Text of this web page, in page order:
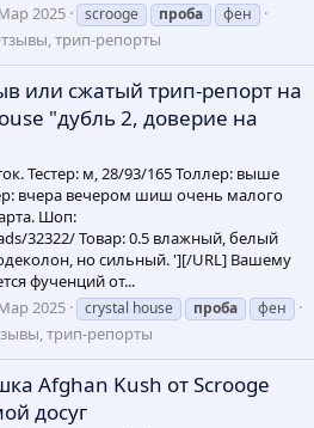
2025 scrooge проба фен
трип-репорты
или сжатый трип-репорт на
"дубль 2, доверие на
Тестер: м, 28/93/165 Толлер: выше
вчера вечером шиш очень малого
Шоп:
32322/ Товар: 0.5 влажный, белый
но сильный. '][/URL] Вашему
фученций от...
2025 crystal house проба фен
трип-репорты
Afghan Kush от Scrooge
досуг